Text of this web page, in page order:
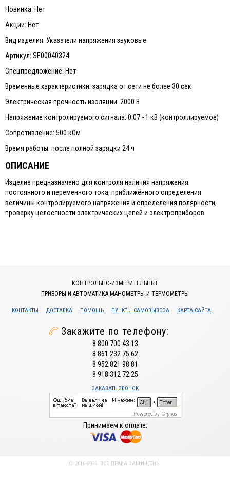
Новинка: Нет
Акции: Нет
Вид изделия: Указатели напряжения звуковые
Артикул: SE00040324
Спецпредложение: Нет
Временные характеристики: зарядка от сети не более 30 сек
Электрическая прочность изоляции: 2000 В
Напряжение контролируемого сигнала: 0.07 - 1 кВ (контроллируемое)
Сопротивление: 500 кОм
Время работы: после полной зарядки 24 ч
ОПИСАНИЕ
Изделие предназначено для контроля наличия напряжения
постоянного и переменного тока, приближённого определения
величины контролируемого напряжения и определения полярности,
проверку целостности электрических цепей и электроприборов.
КОНТРОЛЬНО-ИЗМЕРИТЕЛЬНЫЕ
ПРИБОРЫ И АВТОМАТИКА МАНОМЕТРЫ И ТЕРМОМЕТРЫ
КОНТАКТЫ ДОСТАВКА ПОМОЩЬ ПУНКТЫ САМОВЫВОЗА КАРТА САЙТА
Закажите по телефону:
8 800 700 43 13
8 861 232 75 62
8 952 821 98 81
8 918 312 72 25
ЗАКАЗАТЬ ЗВОНОК
Принимаем к оплате:
Ⓒ 2016-2026. ВСЕ ПРАВА ЗАЩИЩЕНЫ.